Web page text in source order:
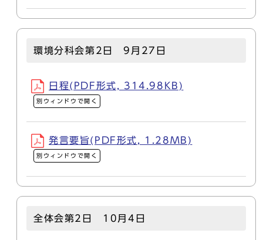
環境分科会第2日 9月27日
日程(PDF形式, 314.98KB)
別ウィンドウで開く
発言要旨(PDF形式, 1.28MB)
別ウィンドウで開く
全体会第2日 10月4日